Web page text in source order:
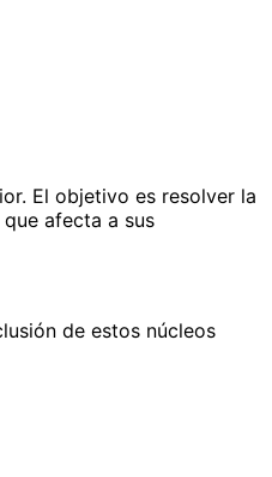
El objetivo es resolver la
afecta a sus
de estos núcleos